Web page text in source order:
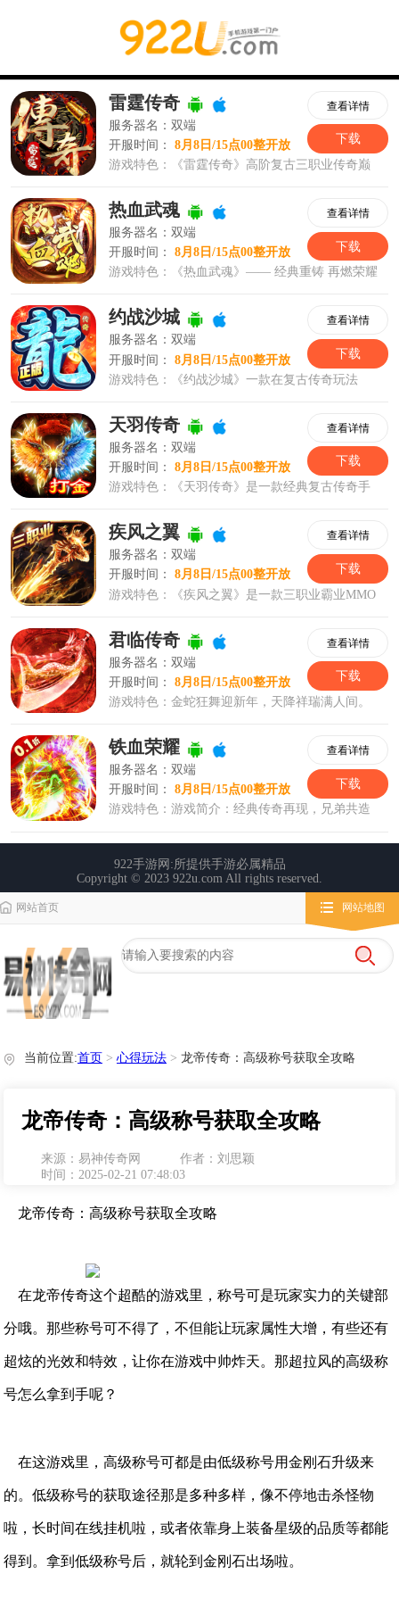
网站首页 网站地图
栏目导航
微变传奇
传奇攻略
心得玩法
当前位置:首页 > 心得玩法 > 龙帝传奇：高级称号获取全攻略
龙帝传奇：高级称号获取全攻略
来源：易神传奇网
作者：刘思颖
时间：2025-02-21 07:48:03
龙帝传奇：高级称号获取全攻略
在龙帝传奇这个超酷的游戏里，称号可是玩家实力的关键部
分哦。那些称号可不得了，不但能让玩家属性大增，有些还有
超炫的光效和特效，让你在游戏中帅炸天。那超拉风的高级称
号怎么拿到手呢？
在这游戏里，高级称号可都是由低级称号用金刚石升级来
的。低级称号的获取途径那是多种多样，像不停地击杀怪物
啦，长时间在线挂机啦，或者依靠身上装备星级的品质等都能
得到。拿到低级称号后，就轮到金刚石出场啦。